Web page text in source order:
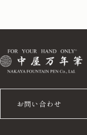
お問い合わせ